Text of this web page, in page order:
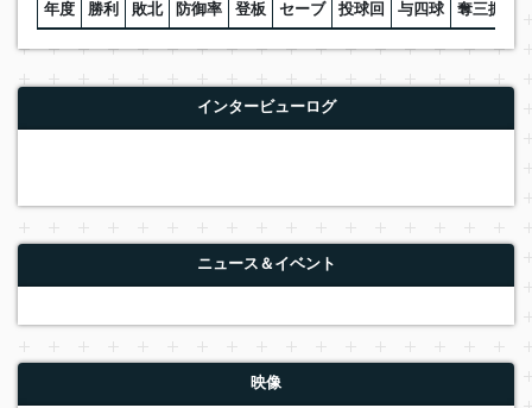
年度 勝利 敗北 防御率 登板 セーブ 投球回 与四球 奪三振
インタービューログ
ニュース＆イベント
映像